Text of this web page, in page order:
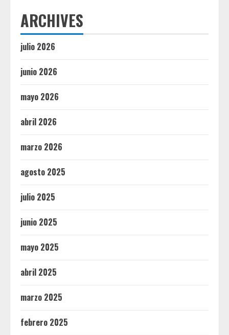
ARCHIVES
julio 2026
junio 2026
mayo 2026
abril 2026
marzo 2026
agosto 2025
julio 2025
junio 2025
mayo 2025
abril 2025
marzo 2025
febrero 2025